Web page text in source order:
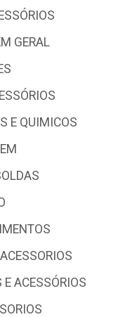
GERAL
E QUIMICOS
E ACESSÓRIOS